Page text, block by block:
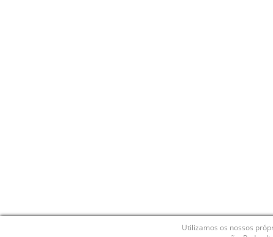
Utilizamos os nossos